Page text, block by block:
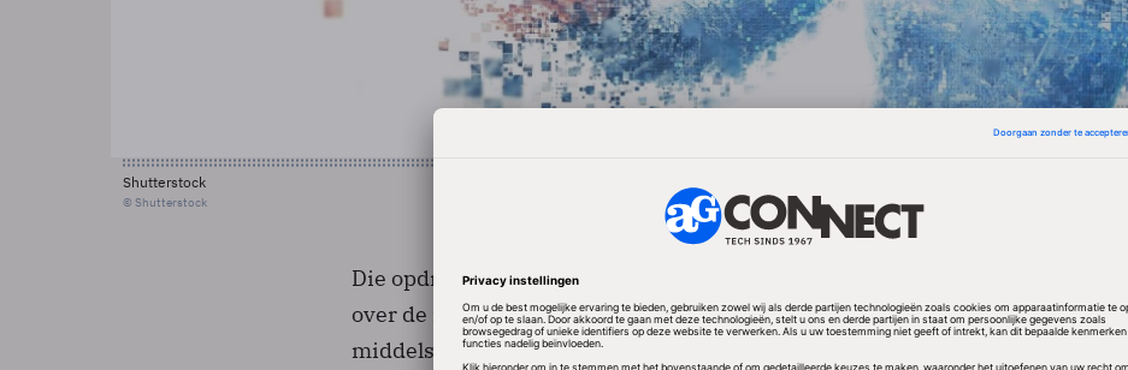
Shutterstock
© Shutterstock
Die opdracht had, net als de nu gegunde opdracht, betrekking op het beheer
over de infrastructuur van P-Direkt. P-Direkt verzorgt voor de rijksoverheid
middels een shared service center de personeels- en salarisadministratie. In